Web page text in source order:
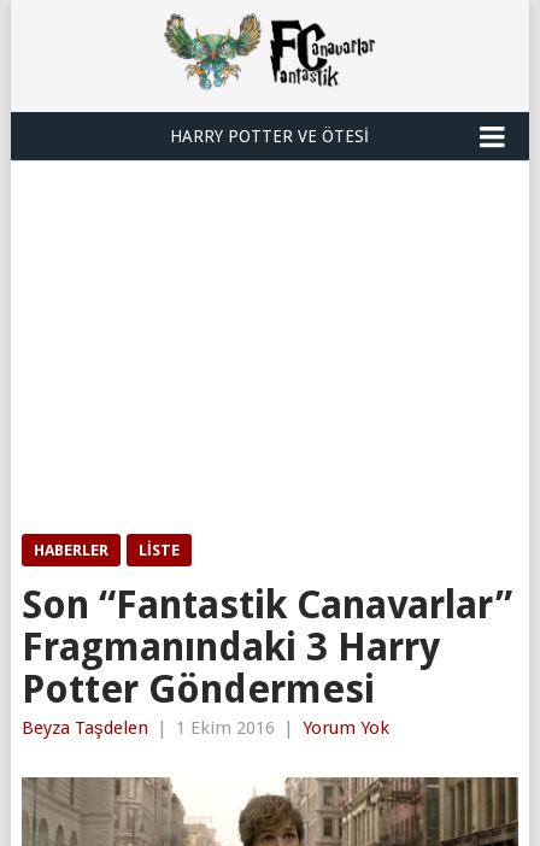
HARRY POTTER VE ÖTESI
HABERLER LISTE
Son “Fantastik Canavarlar”
Fragmanındaki 3 Harry
Potter Göndermesi
Beyza Taşdelen | 1 Ekim 2016 | Yorum Yok